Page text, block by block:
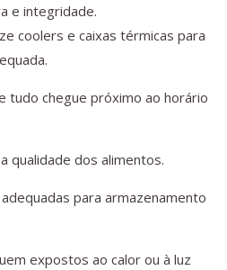
e integridade.
coolers e caixas térmicas para
tudo chegue próximo ao horário
qualidade dos alimentos.
para armazenamento
expostos ao calor ou à luz